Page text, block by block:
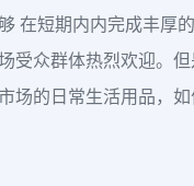
在短期内内完成丰厚
受众群体热烈欢迎。
场的日常生活用品，